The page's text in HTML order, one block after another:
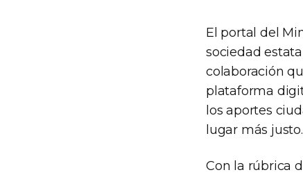
El portal del
sociedad
colaboración
plataforma
los aportes
lugar más justo.
Con la rúbrica